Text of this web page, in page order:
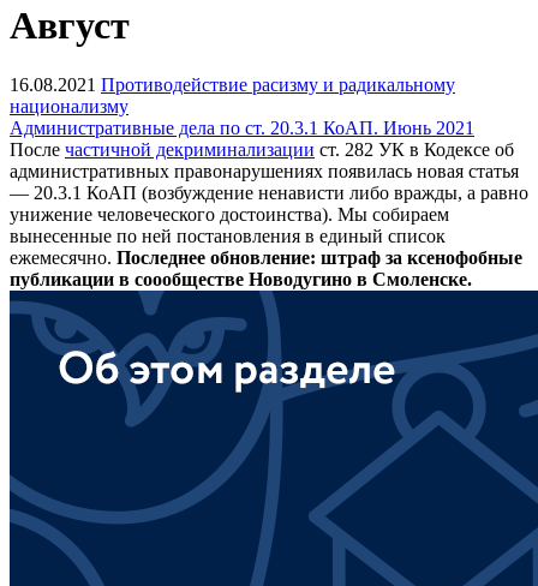
Август
16.08.2021 Противодействие расизму и радикальному
национализму
Административные дела по ст. 20.3.1 КоАП. Июнь 2021
После частичной декриминализации ст. 282 УК в Кодексе об
административных правонарушениях появилась новая статья
— 20.3.1 КоАП (возбуждение ненависти либо вражды, а равно
унижение человеческого достоинства). Мы собираем
вынесенные по ней постановления в единый список
ежемесячно. Последнее обновление: штраф за ксенофобные
публикации в соообществе Новодугино в Смоленске.